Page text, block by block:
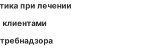
при лечении